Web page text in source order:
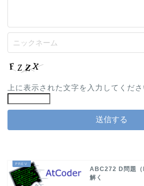
上に表示された文字を入力してくださ
ABC272 D問題
解く